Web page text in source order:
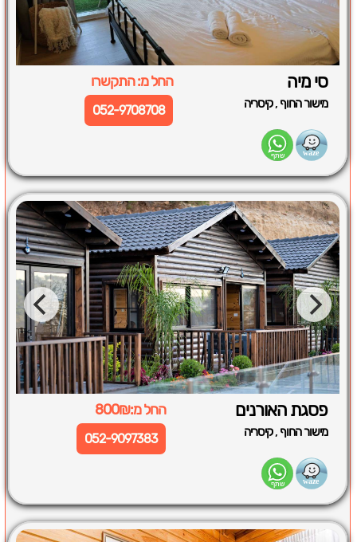
סי מיה החל מ: התקשרו
מישור החוף ,קיסריה 052-9708708
פסגת האורנים החל מ:800₪
מישור החוף ,קיסריה 052-9097383